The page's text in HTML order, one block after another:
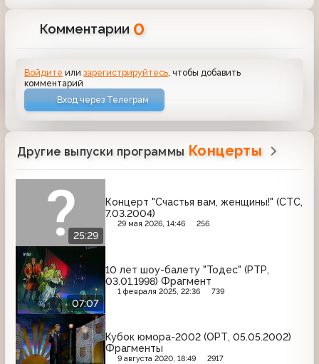
Комментарии 0
Войдите илизарегистрируйтесь, чтобы добавить
комментарий
Вход через Телеграм
Другие выпуски программы Концерты
25:29
Концерт "Счастья вам, женщины!" (СТС,
7.03.2004)
29 мая 2026, 14:46 256
07:07
10 лет шоу-балету "Тодес" (РТР,
03.01.1998) Фрагмент
1 февраля 2025, 22:36 739
Кубок юмора-2002 (ОРТ, 05.05.2002)
Фрагменты
9 августа 2020, 18:49 2917